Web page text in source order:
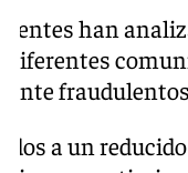
han
diferentes
a un